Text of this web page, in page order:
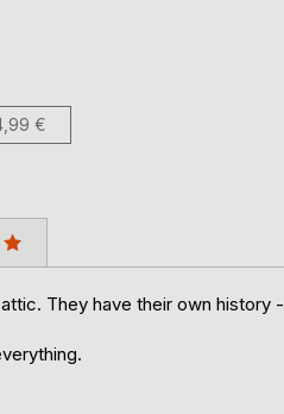
€
They have their own history -